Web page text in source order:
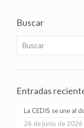
Buscar
Entradas
La CEDIS se une al
26 de junio de 2026